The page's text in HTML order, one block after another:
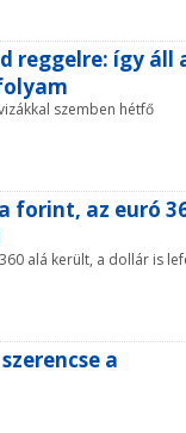
reggelre: így áll
szemben hétfő
forint, az euró
alá került, a dollár is
a